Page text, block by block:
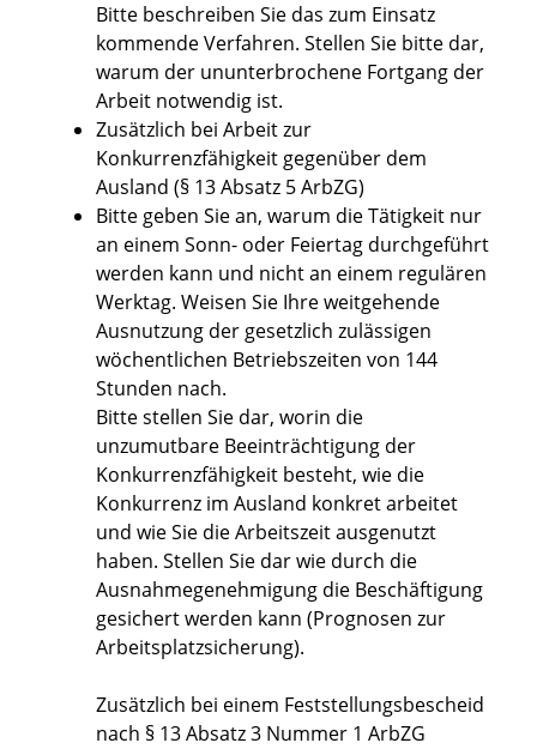
Bitte beschreiben Sie das zum Einsatz
kommende Verfahren. Stellen Sie bitte dar,
warum der ununterbrochene Fortgang der
Arbeit notwendig ist.
Zusätzlich bei Arbeit zur
Konkurrenzfähigkeit gegenüber dem
Ausland (§ 13 Absatz 5 ArbZG)
Bitte geben Sie an, warum die Tätigkeit nur
an einem Sonn- oder Feiertag durchgeführt
werden kann und nicht an einem regulären
Werktag. Weisen Sie Ihre weitgehende
Ausnutzung der gesetzlich zulässigen
wöchentlichen Betriebszeiten von 144
Stunden nach.
Bitte stellen Sie dar, worin die
unzumutbare Beeinträchtigung der
Konkurrenzfähigkeit besteht, wie die
Konkurrenz im Ausland konkret arbeitet
und wie Sie die Arbeitszeit ausgenutzt
haben. Stellen Sie dar wie durch die
Ausnahmegenehmigung die Beschäftigung
gesichert werden kann (Prognosen zur
Arbeitsplatzsicherung).
Zusätzlich bei einem Feststellungsbescheid
nach § 13 Absatz 3 Nummer 1 ArbZG